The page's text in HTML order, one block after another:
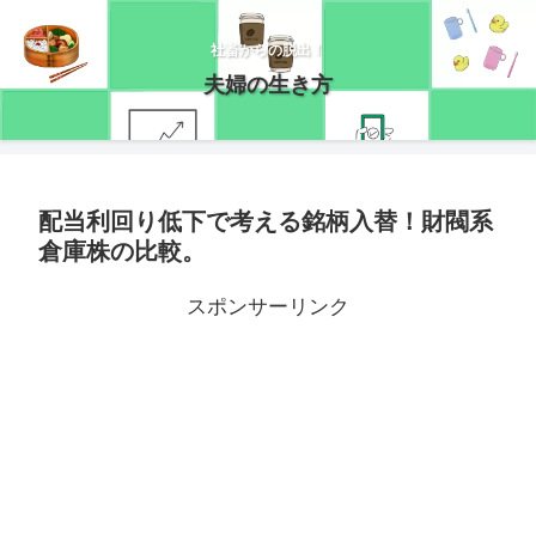
社畜からの脱出！
夫婦の生き方
配当利回り低下で考える銘柄入替！財閥系
倉庫株の比較。
スポンサーリンク